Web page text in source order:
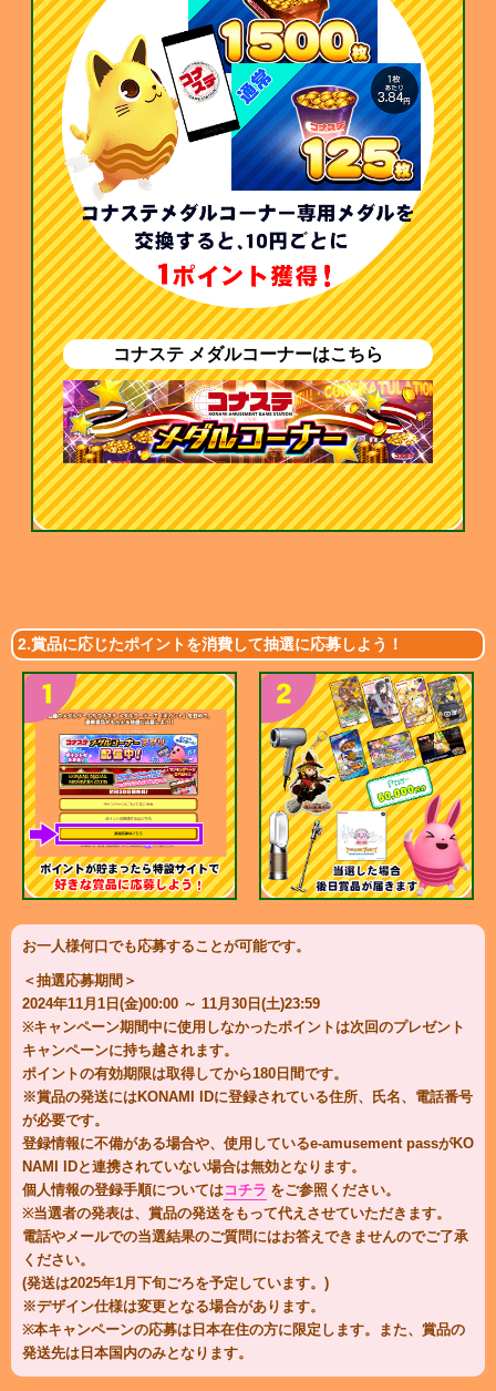
コナステ メダルコーナーはこちら
2.賞品に応じたポイントを消費して抽選に応募しよう！
お一人様何口でも応募することが可能です。
＜抽選応募期間＞
2024年11月 1 日(金)00:00 ～ 11月 30 日(土)23:59
※キャンペーン期間中に使用しなかったポイントは次回のプレゼント
キャンペーンに持ち越されます。
ポイントの有効期限は取得してから180日間です。
※賞品の発送にはKONAMI IDに登録されている住所、氏名、電話番号
が必要です。
登録情報に不備がある場合や、使用しているe-amusement passがKO
NAMI IDと連携されていない場合は無効となります。
個人情報の登録手順についてはコチラ をご参照ください。
※当選者の発表は、賞品の発送をもって代えさせていただきます。
電話やメールでの当選結果のご質問にはお答えできませんのでご了承
ください。
(発送は2025年1月下旬ごろを予定しています。)
※デザイン仕様は変更となる場合があります。
※本キャンペーンの応募は日本在住の方に限定します。また、賞品の
発送先は日本国内のみとなります。